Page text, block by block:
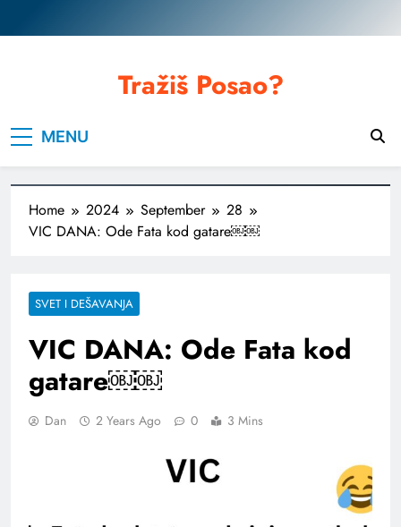
to
Tražiš Posao?
MENU
Home 2024 September
28
VIC DANA: Ode Fata kod gatare￼￼
SVET I DEŠAVANJA
VIC DANA: Ode Fata kod
gatare￼￼
Dan 2 Years Ago 0 3 Mins